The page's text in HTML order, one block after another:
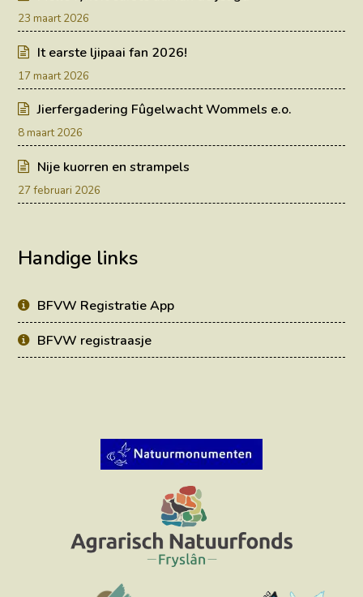
23 maart 2026
It earste ljipaai fan 2026!
17 maart 2026
Jierfergadering Fûgelwacht Wommels e.o.
8 maart 2026
Nije kuorren en strampels
27 februari 2026
Handige links
BFVW Registratie App
BFVW registraasje